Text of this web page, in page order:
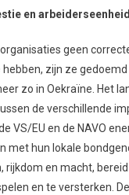
en arbeiderseenheid
geen
zijn ze gedoemd
zo in Oekraïne. Het
de verschillende
VS/EU en de NAVO
met hun lokale
rijkdom en macht,
en te versterken.